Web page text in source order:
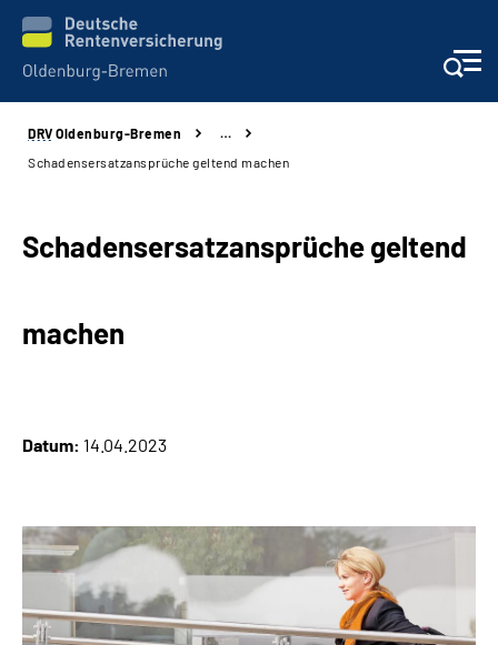
Services
Karriere
Über Uns
Leichte Sprache
Suche
DRV Oldenburg-Bremen
…
Schadensersatzansprüche geltend machen
Schadensersatzansprüche geltend
machen
Datum: 14.04.2023